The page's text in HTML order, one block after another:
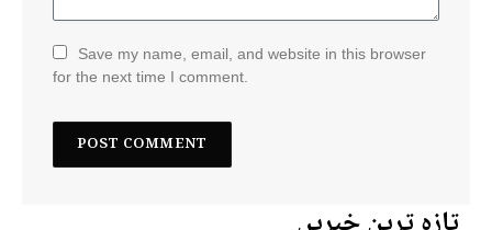
Save my name, email, and website in this browser
for the next time I comment.